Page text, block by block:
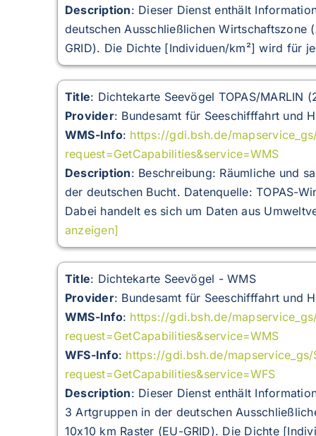
Description: Dieser Dienst enthält
deutschen Ausschließlichen Wirtschaftszone
GRID). Die Dichte [Individuen/km²] wird für
Title: Dichtekarte Seevögel TOPAS/MARLIN
Provider: Bundesamt für Seeschifffahrt und
WMS-Info: https://gdi.bsh.de/
request=GetCapabilities&service=WMS
Description: Beschreibung: Räumliche und
der deutschen Bucht. Datenquelle: TOPAS-
Dabei handelt es sich um Daten aus
anzeigen]
Title: Dichtekarte Seevögel - WMS
Provider: Bundesamt für Seeschifffahrt und
WMS-Info: https://gdi.bsh.de/
request=GetCapabilities&service=WMS
WFS-Info: https://gdi.bsh.de/
request=GetCapabilities&service=WFS
Description: Dieser Dienst enthält
3 Artgruppen in der deutschen
10x10 km Raster (EU-GRID). Die Dichte